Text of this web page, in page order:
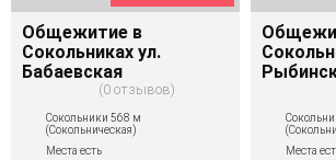
Общежитие в
Сокольниках ул.
Бабаевская
0 отзывов
Сокольники 568 м
(Сокольническая)
Места есть
Места